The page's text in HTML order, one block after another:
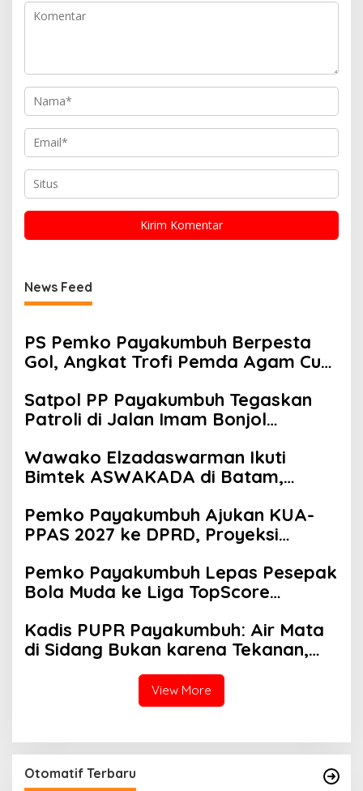
News Feed
PS Pemko Payakumbuh Berpesta
Gol, Angkat Trofi Pemda Agam Cup
Satpol PP Payakumbuh Tegaskan
Patroli di Jalan Imam Bonjol
Wawako Elzadaswarman Ikuti
Bimtek ASWAKADA di Batam,
dan Sinkronisasi Kebijakan
Pemko Payakumbuh Ajukan KUA-
PPAS 2027 ke DPRD, Proyeksi
Pemko Payakumbuh Lepas Pesepak
Bola Muda ke Liga TopScore
Kadis PUPR Payakumbuh: Air Mata
di Sidang Bukan karena Tekanan,
View More
Otomatif Terbaru